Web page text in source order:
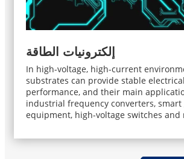
إلكترونيات الطاقة
In high-voltage, high-current
substrates can provide stable
performance, and their main
industrial frequency converters, smart
equipment, high-voltage switches and